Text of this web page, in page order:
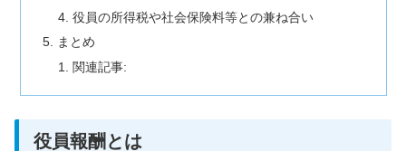
役員の所得税や社会保険料等との兼ね合い
まとめ
関連記事:
役員報酬とは